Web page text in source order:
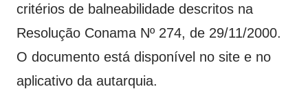
critérios de balneabilidade descritos na
Resolução Conama Nº 274, de 29/11/2000.
O documento está disponível no site e no
aplicativo da autarquia.